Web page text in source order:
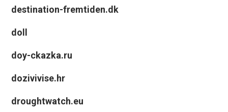
destination-fremtiden.dk
doll
doy-ckazka.ru
dozivivise.hr
droughtwatch.eu